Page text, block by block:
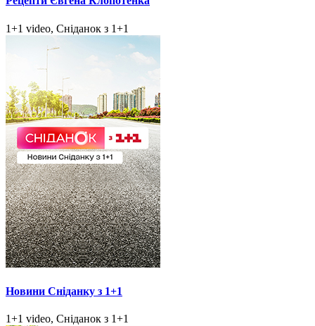
1+1 video, Сніданок з 1+1
Новини Сніданку з 1+1
1+1 video, Сніданок з 1+1